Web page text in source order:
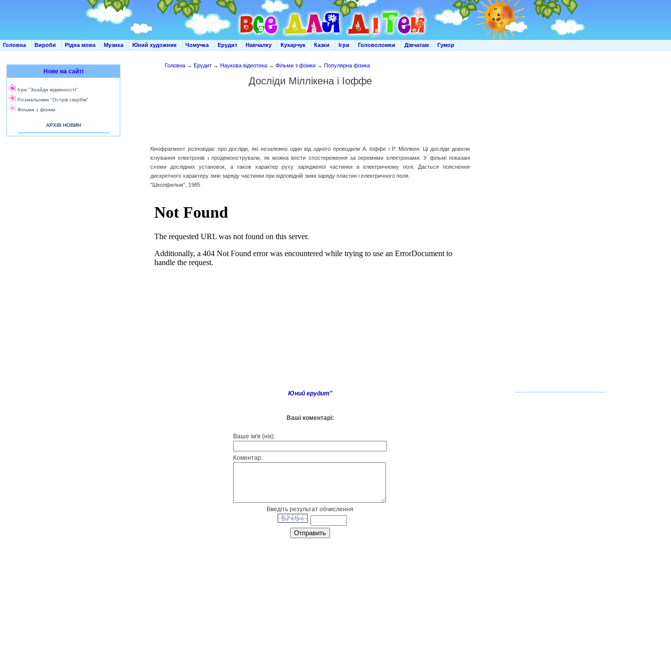
Головна Вироби Рідна мова Музика Юний художник Чомучка Ерудит Навчалку Кухарчук Казки Ігри Головоломки Дівчатам Гумор
Нове на сайті
Ігри "Знайди відмінності"
Розмальовки "Острів скарбів"
Фільми з фізики
АРХІВ НОВИН
Головна→ Ерудит→ Наукова відеотека→ Фільми з фізики→ Популярна фізика
Досліди Міллікена і Іоффе
Кінофрагмент розповідає про досліди, які незалежно один від одного проводили А. Іоффе і Р. Міллікен. Ці досліди довели
існування електронів і продемонстрували, як можна вести спостереження за окремими електронами. У фільмі показані
схеми дослідних установок, а також характер руху зарядженої частинки в електричному полі. Дається пояснення
дискретного характеру змін заряду частинки при відповідній зміні заряду пластин і електричного поля.
"Школфильм", 1985
Юний ерудит"
Ваші коментарі:
Ваше ім'я (нік):
Коментар:
Введіть результат обчислення